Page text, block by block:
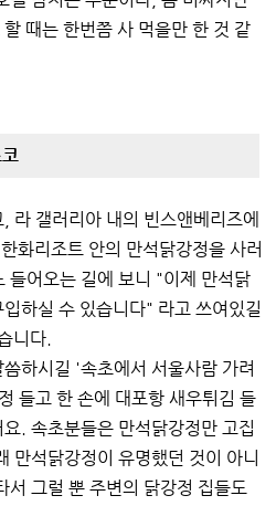
때는 한번쯤 사 먹을만 한 것 같
라 갤러리아 내의 빈스앤베리즈에
화리조트 안의 만석닭강정을 사러
들어오는 길에 보니 "이제 만석닭
하실 수 있습니다" 라고 쓰여있길
니다.
하시길 '속초에서 서울사람 가려
들고 한 손에 대포항 새우튀김 들
. 속초분들은 만석닭강정만 고집
만석닭강정이 유명했던 것이 아니
서 그럴 뿐 주변의 닭강정 집들도